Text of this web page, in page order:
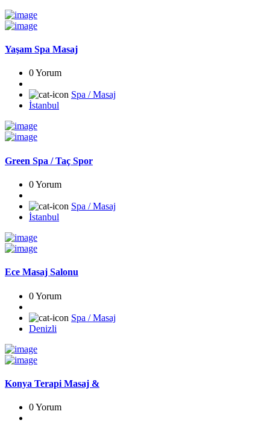
Yaşam Spa Masaj
0 Yorum
Spa / Masaj
İstanbul
Green Spa / Taç Spor
0 Yorum
Spa / Masaj
İstanbul
Ece Masaj Salonu
0 Yorum
Spa / Masaj
Denizli
Konya Terapi Masaj &
0 Yorum